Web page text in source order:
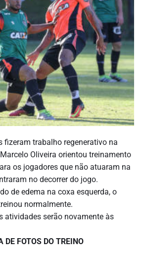
fizeram trabalho regenerativo na
Oliveira orientou treinamento
os jogadores que não atuaram na
no decorrer do jogo.
de edema na coxa esquerda, o
normalmente.
atividades serão novamente às
DE FOTOS DO TREINO